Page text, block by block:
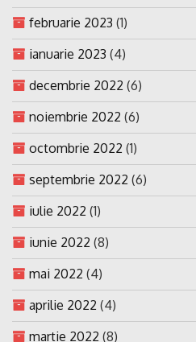
februarie 2023 (1)
ianuarie 2023 (4)
decembrie 2022 (6)
noiembrie 2022 (6)
octombrie 2022 (1)
septembrie 2022 (6)
iulie 2022 (1)
iunie 2022 (8)
mai 2022 (4)
aprilie 2022 (4)
martie 2022 (8)